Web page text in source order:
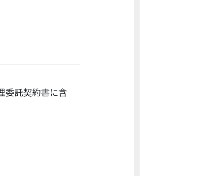
委託契約書に含